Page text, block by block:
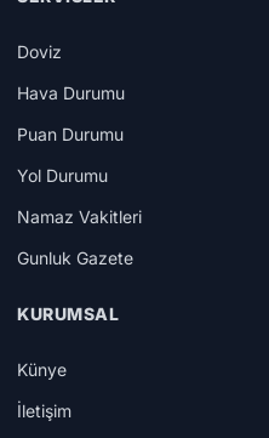
Doviz
Hava Durumu
Puan Durumu
Yol Durumu
Namaz Vakitleri
Gunluk Gazete
KURUMSAL
Künye
İletişim